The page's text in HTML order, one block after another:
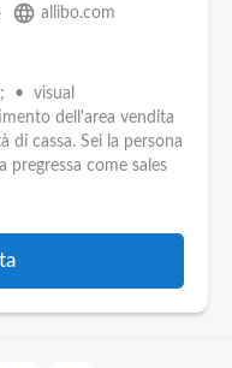
language allibo.com
• visual
dell'area vendita
cassa. Sei la persona
come sales